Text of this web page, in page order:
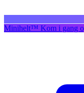
Minihelt™ Kom i gang